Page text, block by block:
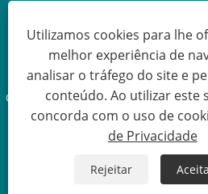
Copyright © 2024 Ningbo QIYI
Sitemap RSS XML
Utilizamos cookies para lhe
melhor experiência de
analisar o tráfego do site e
conteúdo. Ao utilizar este
concorda com o uso de
de Privacidade
Rejeitar